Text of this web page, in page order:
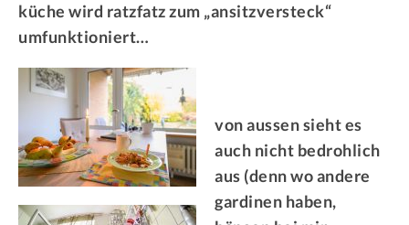
küche wird ratzfatz zum „ansitzversteck“
umfunktioniert…
von aussen sieht es
auch nicht bedrohlich
aus (denn wo andere
gardinen haben,